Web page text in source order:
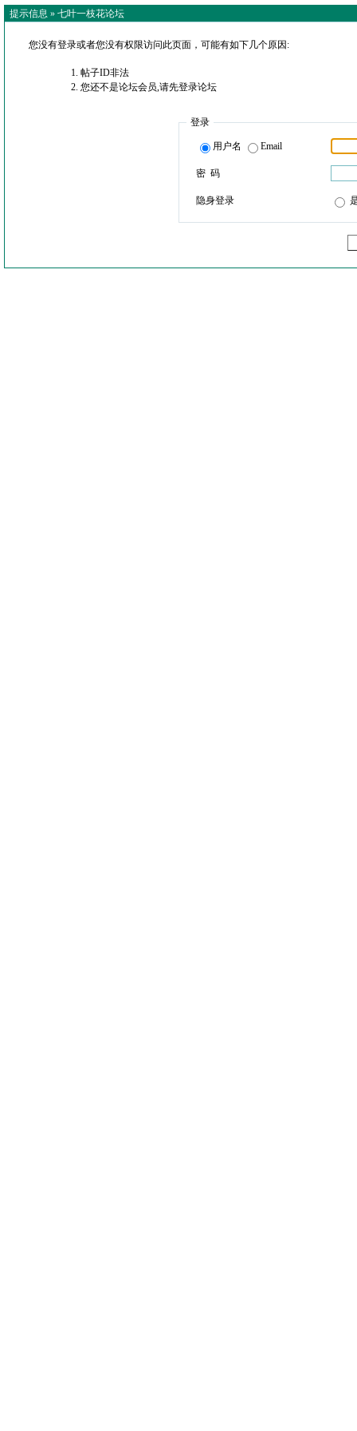
提示信息 » 七叶一枝花论坛
您没有登录或者您没有权限访问此页面，可能有如下几个原因:
帖子ID非法
您还不是论坛会员,请先登录论坛
登录
用户名 Email
密 码
隐身登录